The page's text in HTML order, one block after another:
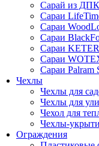
Сарай из ДПК
Cараи
Cараи
Сараи
Сараи KETER
Сараи
Сараи Palram
Чехлы
Чехлы для
Чехлы для
Чехол для
Чехлы-
Ограждения